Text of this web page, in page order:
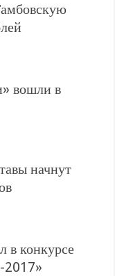
вошли в
начнут
в конкурсе
2017»